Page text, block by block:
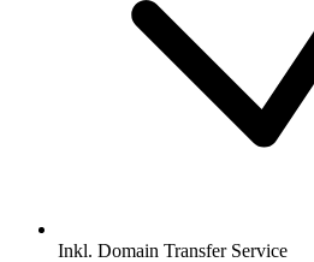
Inkl. Domain Transfer Service